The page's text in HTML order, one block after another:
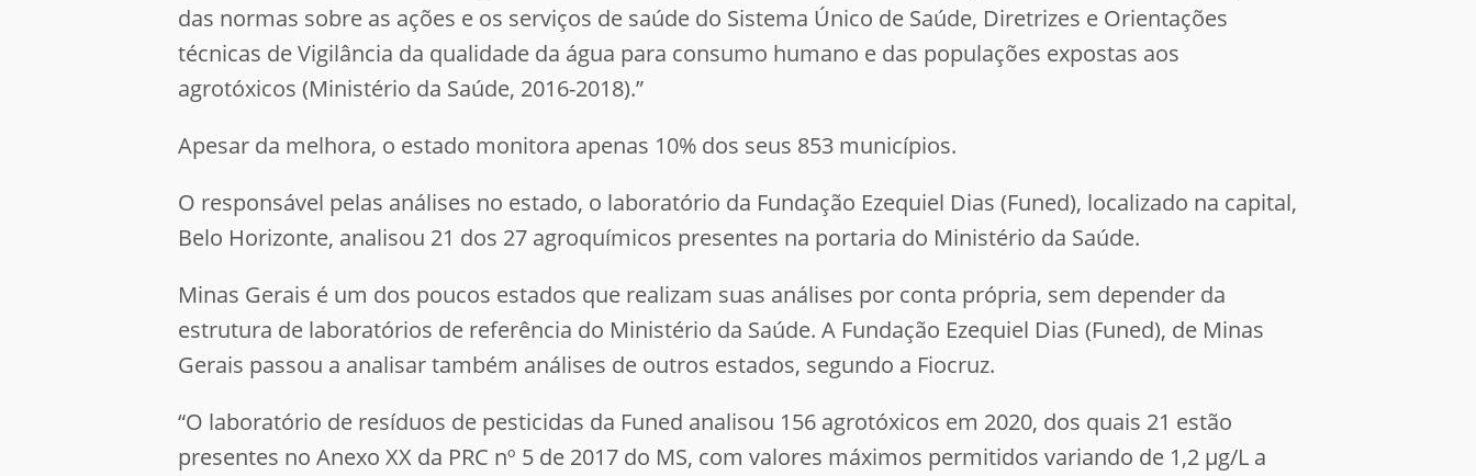
das normas sobre as ações e os serviços de saúde do Sistema Único de Saúde, Diretrizes e Orientações
técnicas de Vigilância da qualidade da água para consumo humano e das populações expostas aos
agrotóxicos (Ministério da Saúde, 2016-2018).”
Apesar da melhora, o estado monitora apenas 10% dos seus 853 municípios.
O responsável pelas análises no estado, o laboratório da Fundação Ezequiel Dias (Funed), localizado na capital,
Belo Horizonte, analisou 21 dos 27 agroquímicos presentes na portaria do Ministério da Saúde.
Minas Gerais é um dos poucos estados que realizam suas análises por conta própria, sem depender da
estrutura de laboratórios de referência do Ministério da Saúde. A Fundação Ezequiel Dias (Funed), de Minas
Gerais passou a analisar também análises de outros estados, segundo a Fiocruz.
“O laboratório de resíduos de pesticidas da Funed analisou 156 agrotóxicos em 2020, dos quais 21 estão
presentes no Anexo XX da PRC nº 5 de 2017 do MS, com valores máximos permitidos variando de 1,2 μg/L a